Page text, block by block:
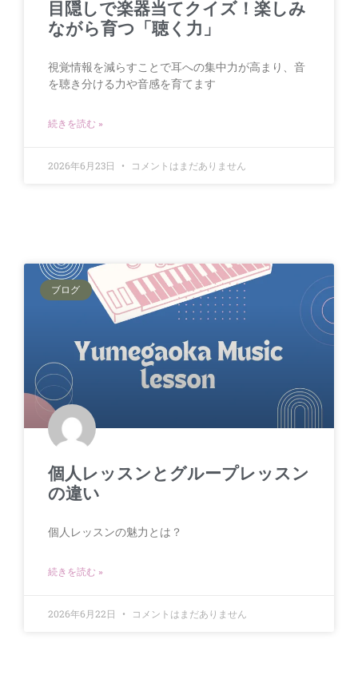
目隠しで楽器当てクイズ！楽しみ
ながら育つ「聴く力」
視覚情報を減らすことで耳への集中力が高まり、音
を聴き分ける力や音感を育てます
続きを読む »
2026年6月23日 コメントはまだありません
ブログ
個人レッスンとグループレッスン
の違い
個人レッスンの魅力とは？
続きを読む »
2026年6月22日 コメントはまだありません